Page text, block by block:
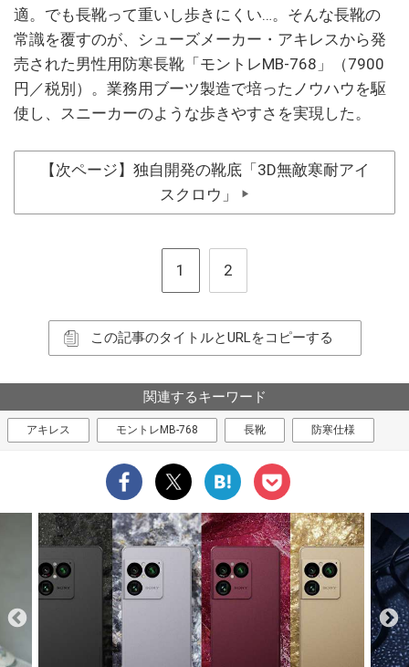
適。でも長靴って重いし歩きにくい…。そんな長靴の
常識を覆すのが、シューズメーカー・アキレスから発
売された男性用防寒長靴「モントレMB-768」（7900
円／税別）。業務用ブーツ製造で培ったノウハウを駆
使し、スニーカーのような歩きやすさを実現した。
【次ページ】独自開発の靴底「3D無敵寒耐アイ
スクロウ」
▶
1 2
この記事のタイトルとURLをコピーする
関連するキーワード
アキレス モントレMB-768 長靴 防寒仕様